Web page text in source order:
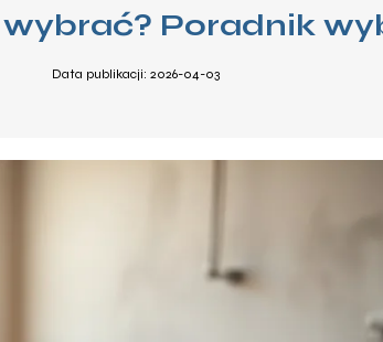
Poradnik
Data publikacji: 2026-04-03